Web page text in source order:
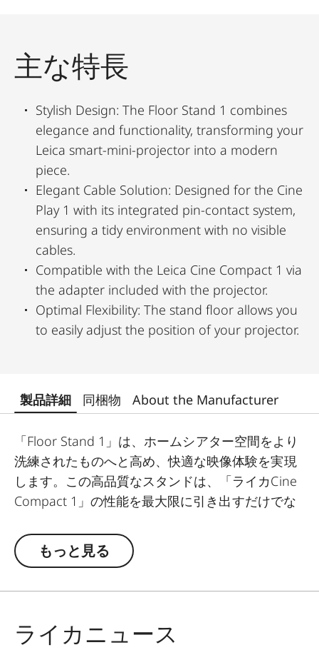
主な特長
Stylish Design: The Floor Stand 1 combines
elegance and functionality, transforming your
Leica smart-mini-projector into a modern
piece.
Elegant Cable Solution: Designed for the Cine
Play 1 with its integrated pin-contact system,
ensuring a tidy environment with no visible
cables.
Compatible with the Leica Cine Compact 1 via
the adapter included with the projector.
Optimal Flexibility: The stand floor allows you
to easily adjust the position of your projector.
製品詳細 同梱物 About the Manufacturer
「Floor Stand 1」は、ホームシアター空間をより
洗練されたものへと高め、快適な映像体験を実現
します。この高品質なスタンドは、「ライカCine
Compact 1」の性能を最大限に引き出すだけでな
されました。エレガントな佇まいのスタンドと
「ライカCine Compact 1」が一体となることで、
また、設置位置や投写角度を柔軟に調整できるた
もっと見る
ライカニュース